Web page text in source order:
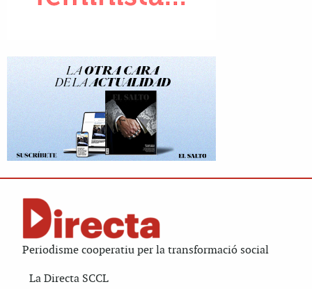
Periodisme cooperatiu per la transformació social
La Directa SCCL